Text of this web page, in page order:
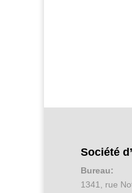
Société
Bureau:
1341, rue